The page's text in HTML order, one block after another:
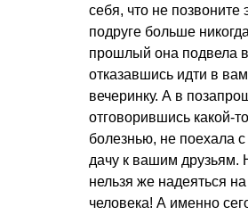
себя, что не позвоните
подруге больше
прошлый она подвела
отказавшись идти в
вечеринку. А в
отговорившись какой-
болезнью, не поехала
дачу к вашим друзьям.
нельзя же надеяться на
человека! А именно